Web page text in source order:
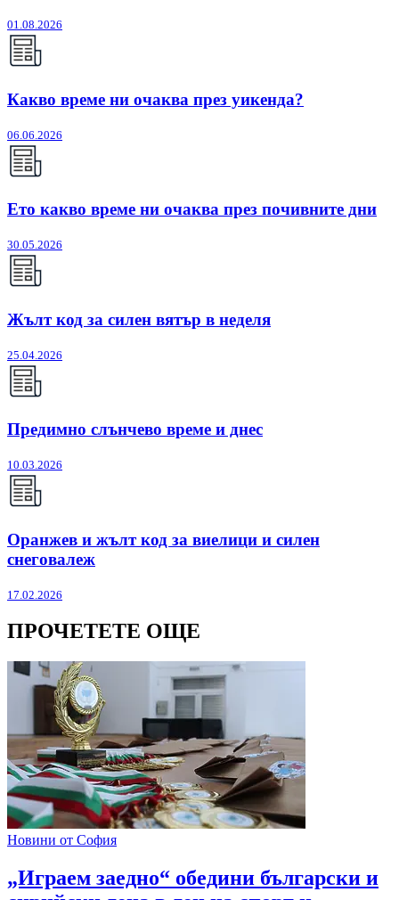
01.08.2026
Какво време ни очаква през уикенда?
06.06.2026
Ето какво време ни очаква през почивните дни
30.05.2026
Жълт код за силен вятър в неделя
25.04.2026
Предимно слънчево време и днес
10.03.2026
Оранжев и жълт код за виелици и силен
снеговалеж
17.02.2026
ПРОЧЕТЕТЕ ОЩЕ
Новини от София
„Играем заедно“ обедини български и